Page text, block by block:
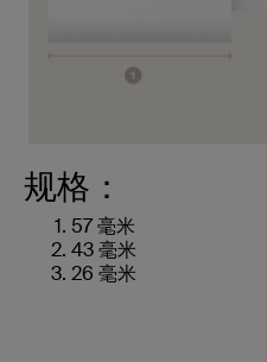
规格：
57 毫米
43 毫米
26 毫米